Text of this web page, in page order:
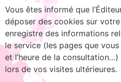
Vous êtes informé que
déposer des cookies sur
enregistre des informations
le service (les pages que
et l’heure de la
lors de vos visites ultérieures.